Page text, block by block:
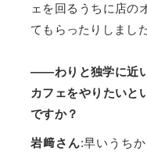
ェを回るうちに店の
てもらったりしました
——わりと独学に近
カフェをやりたいと
ですか？
岩﨑さん:早いうち